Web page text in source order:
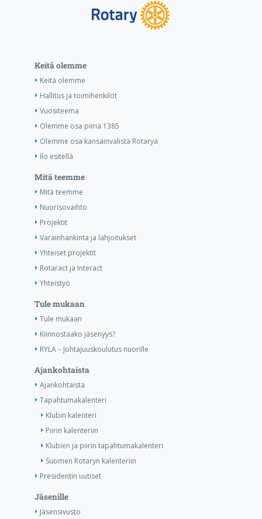
Keitä olemme
Keitä olemme
Hallitus ja toimihenkilöt
Vuositeema
Olemme osa piiriä 1385
Olemme osa kansainvälistä Rotarya
Ilo esitellä
Mitä teemme
Mitä teemme
Nuorisovaihto
Projektit
Varainhankinta ja lahjoitukset
Yhteiset projektit
Rotaract ja Interact
Yhteistyö
Tule mukaan
Tule mukaan
Kiinnostaako jäsenyys?
RYLA – Johtajuuskoulutus nuorille
Ajankohtaista
Ajankohtaista
Tapahtumakalenteri
Klubin kalenteri
Piirin kalenteriin
Klubien ja piirin tapahtumakalenteri
Suomen Rotaryn kalenteriin
Presidentin uutiset
Jäsenille
Jäsensivusto